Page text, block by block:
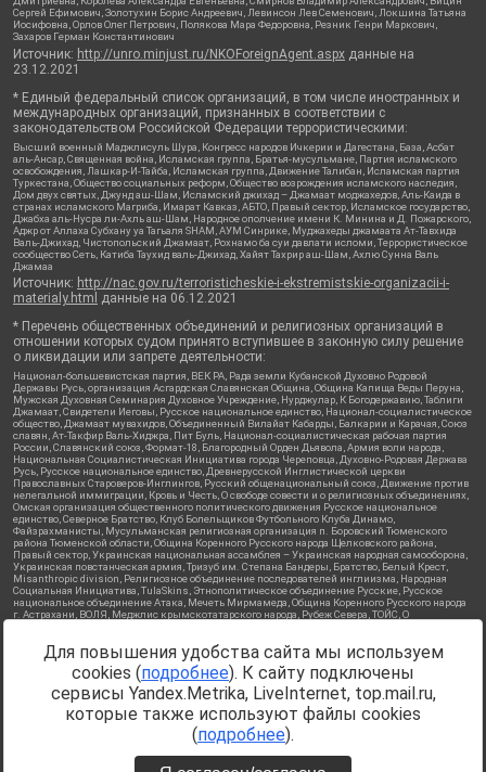
Сергей Ефимович, Золотухин Борис Андреевич, Левинсон Лев Семенович, Локшина Татьяна
Иосифовна, Орлов Олег Петрович, Полякова Мара Федоровна, Резник Генри Маркович,
Захаров Герман Константинович
Источник: http://unro.minjust.ru/NKOForeignAgent.aspx данные на
23.12.2021
* Единый федеральный список организаций, в том числе иностранных и
международных организаций, признанных в соответствии с
законодательством Российской Федерации террористическими:
Высший военный Маджлисуль Шура, Конгресс народов Ичкерии и Дагестана, База, Асбат
аль-Ансар, Священная война, Исламская группа, Братья-мусульмане, Партия исламского
освобождения, Лашкар-И-Тайба, Исламская группа, Движение Талибан, Исламская партия
Туркестана, Общество социальных реформ, Общество возрождения исламского наследия,
Дом двух святых, Джунд аш-Шам, Исламский джихад – Джамаат моджахедов, Аль-Каида в
странах исламского Магриба, Имарат Кавказ, АБТО, Правый сектор, Исламское государство,
Джабха аль-Нусра ли-Ахль аш-Шам, Народное ополчение имени К. Минина и Д. Пожарского,
Аджр от Аллаха Субхану уа Тагьаля SHAM, АУМ Синрике, Муджахеды джамаата Ат-Тавхида
Валь-Джихад, Чистопольский Джамаат, Рохнамо ба суи давлати исломи, Террористическое
сообщество Сеть, Катиба Таухид валь-Джихад, Хайят Тахрир аш-Шам, Ахлю Сунна Валь
Джамаа
Источник: http://nac.gov.ru/terroristicheskie-i-ekstremistskie-organizacii-i-
materialy.html данные на 06.12.2021
* Перечень общественных объединений и религиозных организаций в
отношении которых судом принято вступившее в законную силу решение
о ликвидации или запрете деятельности:
Национал-большевистская партия, ВЕК РА, Рада земли Кубанской Духовно Родовой
Державы Русь, организация Асгардская Славянская Община, Община Капища Веды Перуна,
Мужская Духовная Семинария Духовное Учреждение, Нурджулар, К Богодержавию, Таблиги
Джамаат, Свидетели Иеговы, Русское национальное единство, Национал-социалистическое
общество, Джамаат мувахидов, Объединенный Вилайат Кабарды, Балкарии и Карачая, Союз
славян, Ат-Такфир Валь-Хиджра, Пит Буль, Национал-социалистическая рабочая партия
России, Славянский союз, Формат-18, Благородный Орден Дьявола, Армия воли народа,
Национальная Социалистическая Инициатива города Череповца, Духовно-Родовая Держава
Русь, Русское национальное единство, Древнерусской Инглистической церкви
Православных Староверов-Инглингов, Русский общенациональный союз, Движение против
нелегальной иммиграции, Кровь и Честь, О свободе совести и о религиозных объединениях,
Омская организация общественного политического движения Русское национальное
единство, Северное Братство, Клуб Болельщиков Футбольного Клуба Динамо,
Файзрахманисты, Мусульманская религиозная организация п. Боровский Тюменского
района Тюменской области, Община Коренного Русского народа Щелковского района,
Правый сектор, Украинская национальная ассамблея – Украинская народная самооборона,
Украинская повстанческая армия, Тризуб им. Степана Бандеры, Братство, Белый Крест,
Misanthropic division, Религиозное объединение последователей инглиизма, Народная
Социальная Инициатива, TulaSkins, Этнополитическое объединение Русские, Русское
национальное объединение Атака, Мечеть Мирмамеда, Община Коренного Русского народа
г. Астрахани, ВОЛЯ, Меджлис крымскотатарского народа, Рубеж Севера, ТОЙС, О
правозащитная группа МПГ, Курсом Правды и Единения, Каракольская инициативная
группа, Автоград Крю, Союз Славянских Сил Руси, Алля-Аят, Благотворительный пансионат
Ак Умут, Русская республика Русь, Арестантское уголовное единство, Башкорт, Нация и
свобода, W.H.С., Фалунь Дафа, Иртыш Ultras, Русский Патриотический клуб-Новокузнецк/
РПК, Сибирский державный союз, Фонд борьбы с коррупцией, Фонд защиты прав граждан,
Штабы Навального, Совет граждан СССР Прикубанского округа г. Краснодара
https://minjust.gov.ru/ru/documents/7822/
Для повышения удобства сайта мы используем
cookies (подробнее). К сайту подключены
сервисы Yandex.Metrika, LiveInternet, top.mail.ru,
которые также используют файлы cookies
(подробнее).